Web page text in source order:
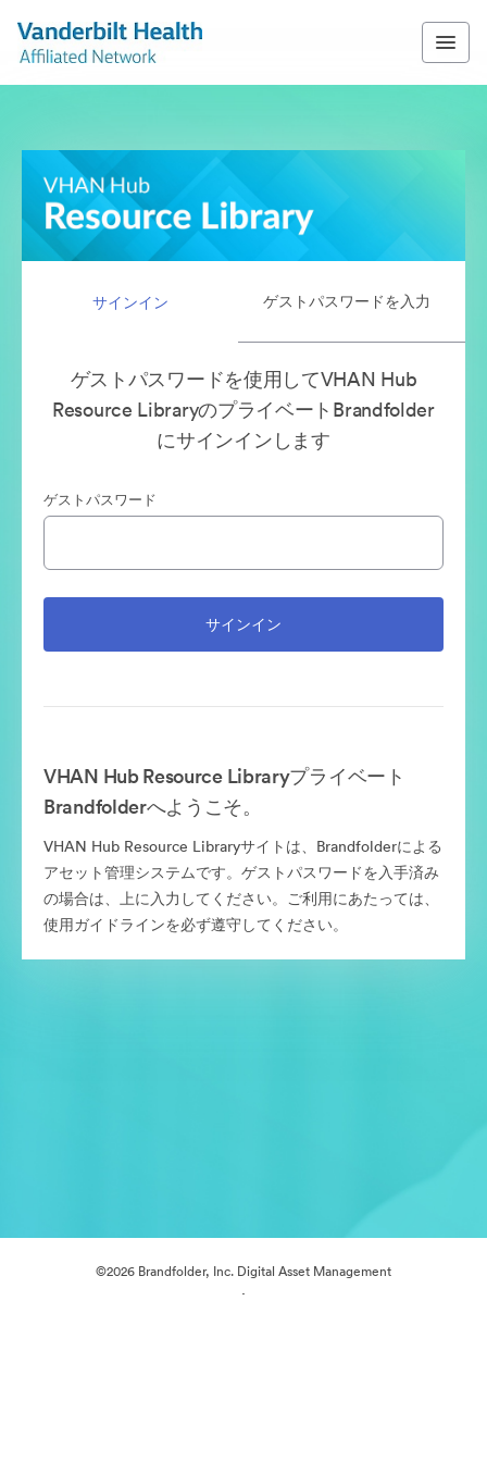
サインイン ゲストパスワードを入力
ゲストパスワードを使用してVHAN Hub
Resource LibraryのプライベートBrandfolder
にサインインします
ゲストパスワード
VHAN Hub Resource Libraryプライベート
Brandfolderへようこそ。
VHAN Hub Resource Libraryサイトは、Brandfolderによる
アセット管理システムです。ゲストパスワードを入手済み
の場合は、上に入力してください。ご利用にあたっては、
使用ガイドラインを必ず遵守してください。
©2026 Brandfolder, Inc. Digital Asset Management
·